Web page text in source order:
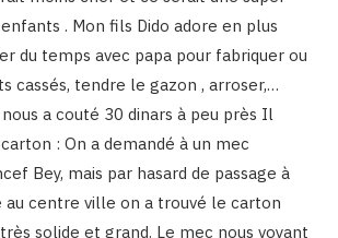
. Mon fils Dido adore en plus
du temps avec papa pour fabriquer ou
cassés, tendre le gazon , arroser,…
a couté 30 dinars à peu près Il
: On a demandé à un mec
Bey, mais par hasard de passage à
au centre ville on a trouvé le carton
solide et grand. Le mec nous voyant